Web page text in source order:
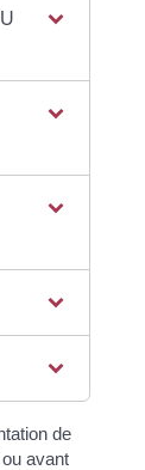
de
avant